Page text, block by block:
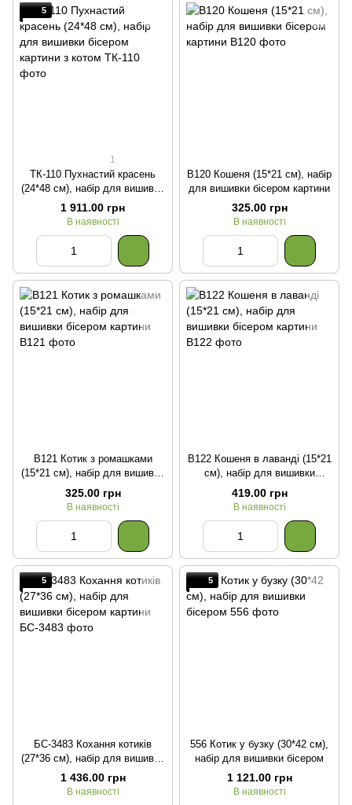
5
1
ТК-110 Пухнастий красень
(24*48 см), набір для вишивки
бісером картини з котом
1 911.00 грн
В наявності
В120 Кошеня (15*21 см), набір
для вишивки бісером картини
325.00 грн
В наявності
В121 Котик з ромашками
(15*21 см), набір для вишивки
бісером картини
325.00 грн
В наявності
В122 Кошеня в лаванді (15*21
см), набір для вишивки
бісером картини
419.00 грн
В наявності
5
БС-3483 Кохання котиків
(27*36 см), набір для вишивки
бісером картини
1 436.00 грн
В наявності
5
556 Котик у бузку (30*42 см),
набір для вишивки бісером
1 121.00 грн
В наявності